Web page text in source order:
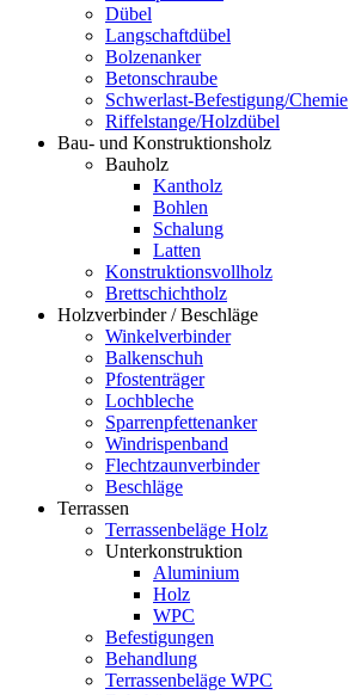
Dübel
Langschaftdübel
Bolzenanker
Betonschraube
Schwerlast-Befestigung/Chemie
Riffelstange/Holzdübel
Bau- und Konstruktionsholz
Bauholz
Kantholz
Bohlen
Schalung
Latten
Konstruktionsvollholz
Brettschichtholz
Holzverbinder / Beschläge
Winkelverbinder
Balkenschuh
Pfostenträger
Lochbleche
Sparrenpfettenanker
Windrispenband
Flechtzaunverbinder
Beschläge
Terrassen
Terrassenbeläge Holz
Unterkonstruktion
Aluminium
Holz
WPC
Befestigungen
Behandlung
Terrassenbeläge WPC